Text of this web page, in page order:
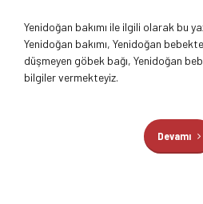
Yenidoğan bakımı ile ilgili olarak bu
Yenidoğan bakımı, Yenidoğan
düşmeyen göbek bağı, Yenidoğan
bilgiler vermekteyiz.
Devamı